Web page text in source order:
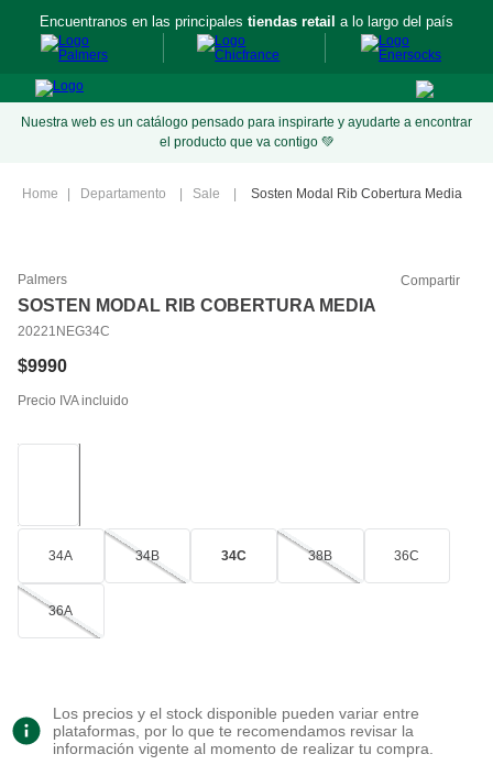
Encuentranos en las principales tiendas retail a lo largo del país
Nuestra web es un catálogo pensado para inspirarte y ayudarte a encontrar
el producto que va contigo 💚
Departamento Sale Sosten Modal Rib Cobertura Media
Palmers Compartir
SOSTEN MODAL RIB COBERTURA MEDIA
20221NEG34C
$9990
Precio IVA incluido
34A 34B 34C 38B 36C
36A
Los precios y el stock disponible pueden variar entre
plataformas, por lo que te recomendamos revisar la
información vigente al momento de realizar tu compra.